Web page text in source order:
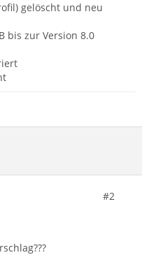
gelöscht und neu
bis zur Version 8.0
#2